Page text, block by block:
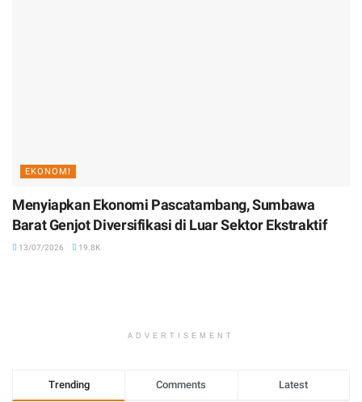
EKONOMI
Menyiapkan Ekonomi Pascatambang, Sumbawa
Barat Genjot Diversifikasi di Luar Sektor Ekstraktif
13/07/2026 19.8K
ADVERTISEMENT
Trending Comments Latest